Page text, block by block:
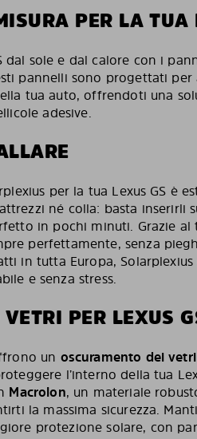
PER LA TUA
dal sole e dal calore con i
pannelli sono progettati per
tua auto, offrendoti una
adesive.
per la tua Lexus GS è
né colla: basta inserirli
in pochi minuti. Grazie al
perfettamente, senza
in tutta Europa, Solarplexius
e senza stress.
PER LEXUS
un oscuramento dei
l’interno della tua
Macrolon, un materiale
la massima sicurezza.
protezione solare, con